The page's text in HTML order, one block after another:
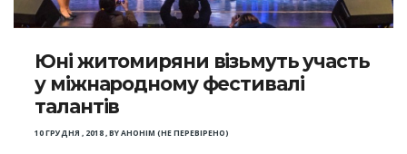
Юні житомиряни візьмуть участь
у міжнародному фестивалі
талантів
10 ГРУДНЯ , 2018,BYАНОНІМ (НЕ ПЕРЕВІРЕНО)